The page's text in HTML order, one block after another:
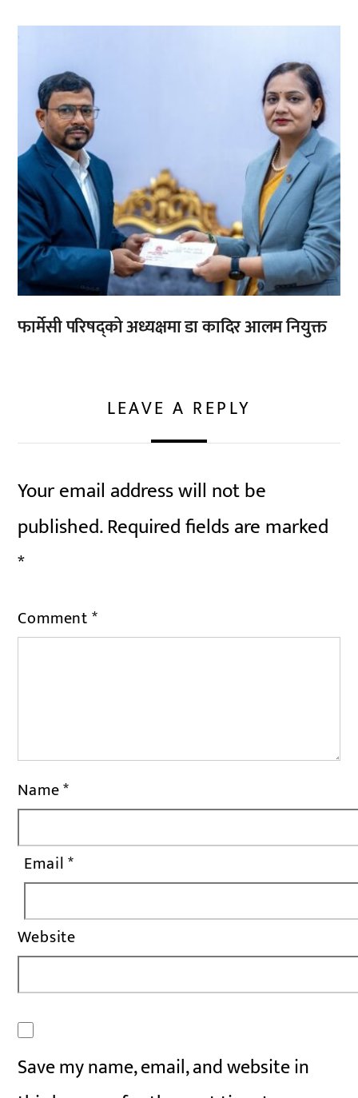
,
फार्मेसी परिषद्को अध्यक्षमा डा कादिर आलम नियुक्त
LEAVE A REPLY
Your email address will not be
published.Required fields are marked
*
Comment*
Name*
Email*
Website
Save my name, email, and website in